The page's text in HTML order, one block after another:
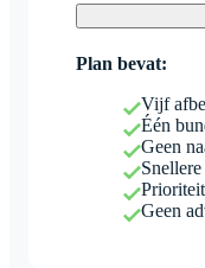
Plan bevat:
Vijf
Één
Geen
Geen